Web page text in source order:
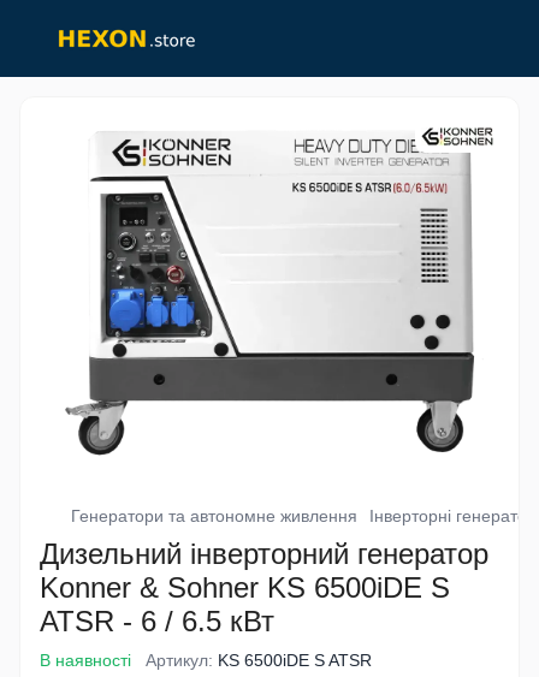
Генератори та автономне живлення Інверторні
Дизельний інверторний генератор
Konner & Sohner KS 6500iDE S
ATSR - 6 / 6.5 кВт
В наявності Артикул: KS 6500iDE S ATSR